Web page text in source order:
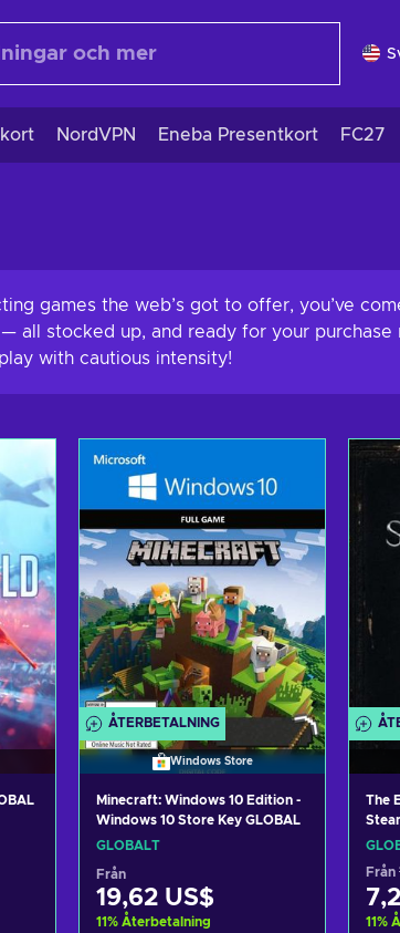
NordVPN Eneba Presentkort FC27
games the web’s got to offer, you’ve
all stocked up, and ready for your
with cautious intensity!
ÅTERBETALNING
Windows Store
Minecraft: Windows 10 Edition -
Windows 10 Store Key GLOBAL
GLOBALT
Från
19,62 US$
11% Återbetalning
The
Från
11%